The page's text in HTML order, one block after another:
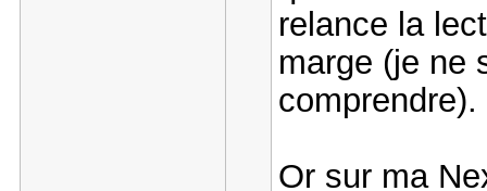
relance la
marge (je ne
comprendre).
Or sur ma